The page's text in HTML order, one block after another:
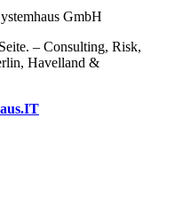
GmbH
– Consulting, Risk,
Havelland &